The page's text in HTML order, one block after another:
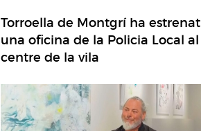
Torroella de Montgrí ha estrenat
una oficina de la Policia Local al
centre de la vila